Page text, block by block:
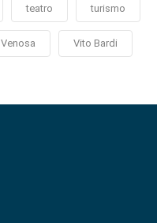
teatro turismo
Venosa Vito Bardi